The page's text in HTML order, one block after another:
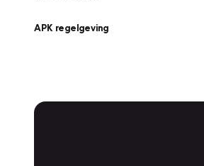
APK regelgeving